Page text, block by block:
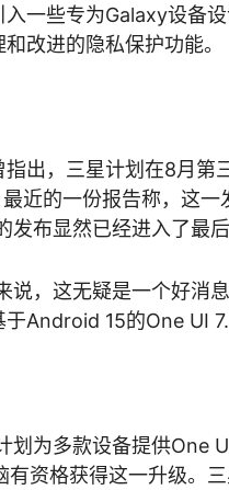
一些专为Galaxy设备
改进的隐私保护功能。
出，三星计划在8月第
近的一份报告称，这
布显然已经进入了最后
说，这无疑是一个好消
Android 15的One UI
划为多款设备提供One
有资格获得这一升级。